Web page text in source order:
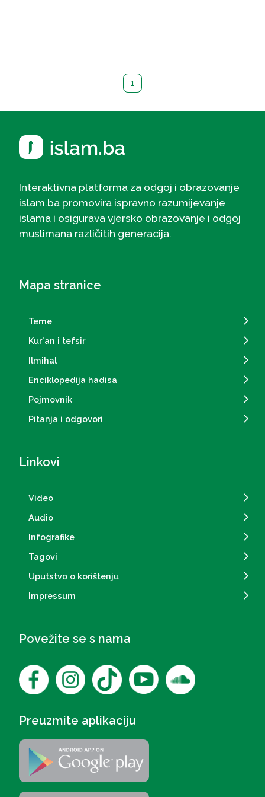
1
Interaktivna platforma za odgoj i obrazovanje
islam.ba promovira ispravno razumijevanje
islama i osigurava vjersko obrazovanje i odgoj
muslimana različitih generacija.
Mapa stranice
Teme
Kur'an i tefsir
Ilmihal
Enciklopedija hadisa
Pojmovnik
Pitanja i odgovori
Linkovi
Video
Audio
Infografike
Tagovi
Uputstvo o korištenju
Impressum
Povežite se s nama
Preuzmite aplikaciju